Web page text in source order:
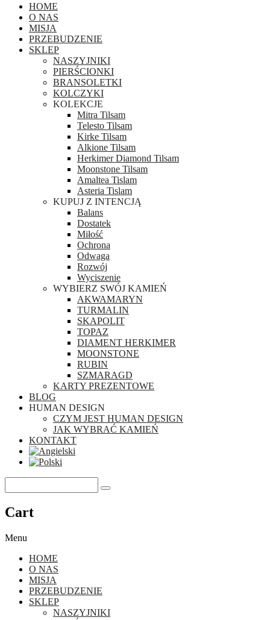
HOME
O NAS
MISJA
PRZEBUDZENIE
SKLEP
NASZYJNIKI
PIERŚCIONKI
BRANSOLETKI
KOLCZYKI
KOLEKCJE
Mitra Tilsam
Telesto Tilsam
Kirke Tilsam
Alkione Tilsam
Herkimer Diamond Tilsam
Moonstone Tilsam
Amaltea Tislam
Asteria Tislam
KUPUJ Z INTENCJĄ
Balans
Dostatek
Miłość
Ochrona
Odwaga
Rozwój
Wyciszenie
WYBIERZ SWÓJ KAMIEŃ
AKWAMARYN
TURMALIN
SKAPOLIT
TOPAZ
DIAMENT HERKIMER
MOONSTONE
RUBIN
SZMARAGD
KARTY PREZENTOWE
BLOG
HUMAN DESIGN
CZYM JEST HUMAN DESIGN
JAK WYBRAĆ KAMIEŃ
KONTAKT
Cart
Menu
HOME
O NAS
MISJA
PRZEBUDZENIE
SKLEP
NASZYJNIKI